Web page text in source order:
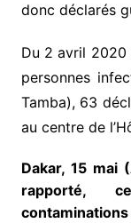
donc déclarés
Du 2 avril 2020
personnes
Tamba), 63
au centre de
Dakar, 15 mai
rapporté,